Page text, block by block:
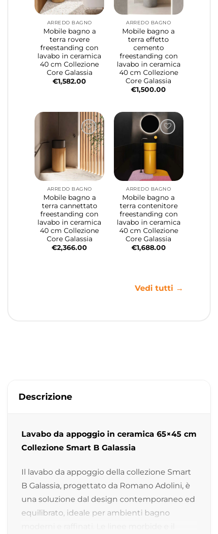
ARREDO BAGNO
Mobile bagno a
terra rovere
freestanding con
lavabo in ceramica
40 cm Collezione
Core Galassia
€1,582.00
ARREDO BAGNO
Mobile bagno a
terra effetto
cemento
freestanding con
lavabo in ceramica
40 cm Collezione
Core Galassia
€1,500.00
ARREDO BAGNO
Mobile bagno a
terra cannettato
freestanding con
lavabo in ceramica
40 cm Collezione
Core Galassia
€2,366.00
ARREDO BAGNO
Mobile bagno a
terra contenitore
freestanding con
lavabo in ceramica
40 cm Collezione
Core Galassia
€1,688.00
Vedi tutti →
Descrizione
Lavabo da appoggio in ceramica 65×45 cm
Collezione Smart B Galassia
Il lavabo da appoggio della collezione Smart
B Galassia, progettato da Romano Adolini, è
una soluzione dal design contemporaneo ed
equilibrato, ideale per ambienti bagno